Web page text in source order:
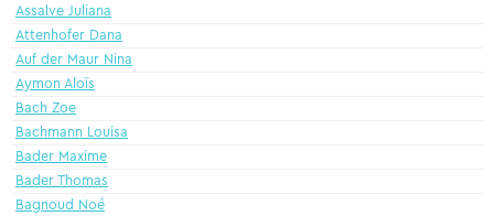
Assalve Juliana
Attenhofer Dana
Auf der Maur Nina
Aymon Aloïs
Bach Zoe
Bachmann Louisa
Bader Maxime
Bader Thomas
Bagnoud Noé